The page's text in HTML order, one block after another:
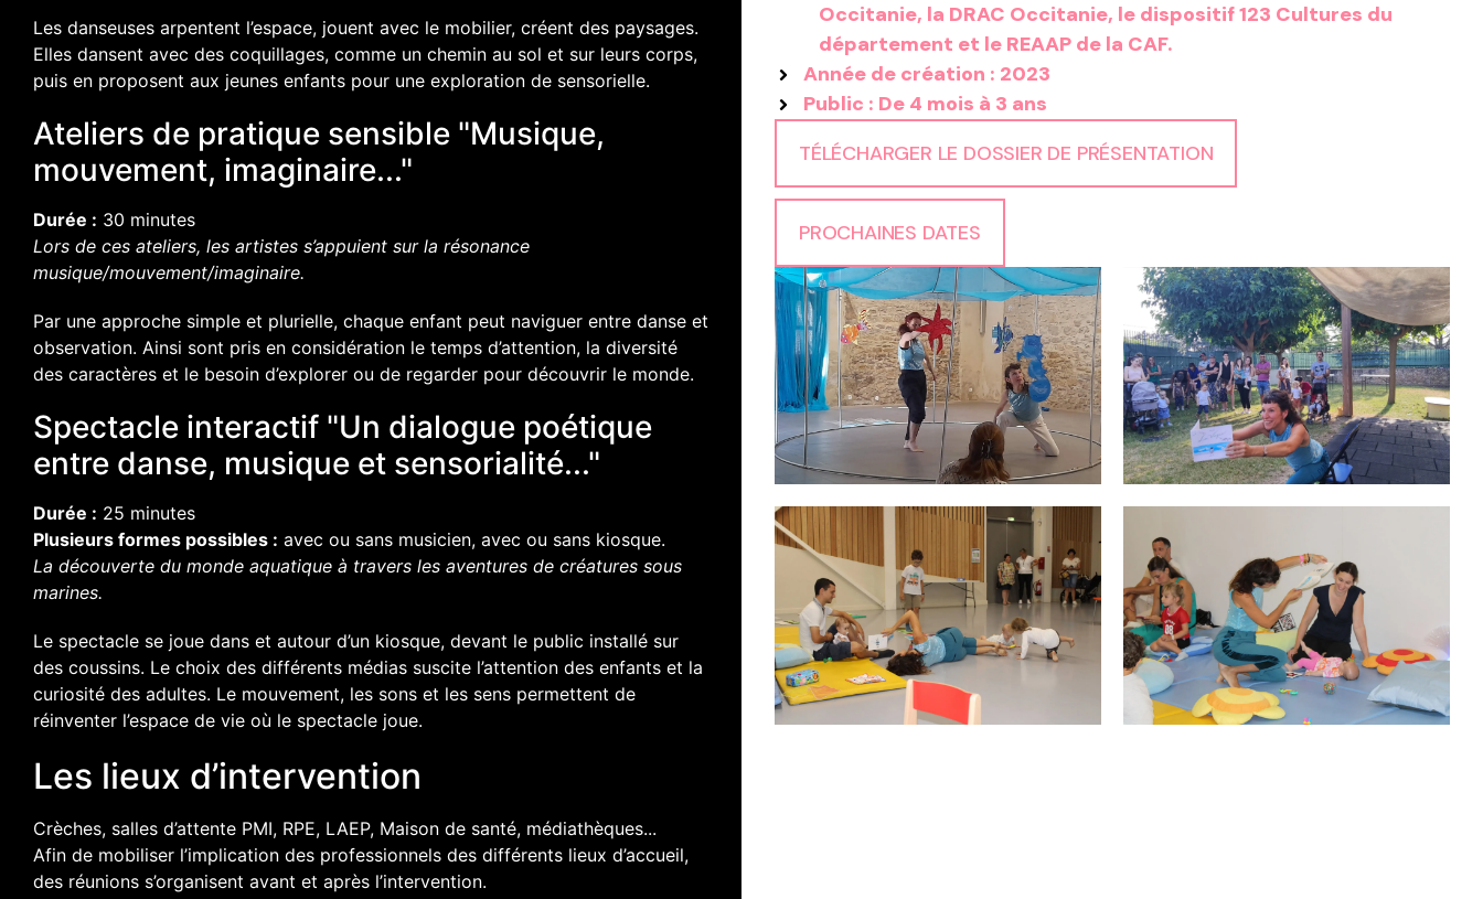
Les danseuses arpentent l’espace, jouent avec le mobilier, créent des paysages.
Elles dansent avec des coquillages, comme un chemin au sol et sur leurs corps,
puis en proposent aux jeunes enfants pour une exploration de sensorielle.
Ateliers de pratique sensible "Musique,
mouvement, imaginaire..."
Durée : 30 minutes
Lors de ces ateliers, les artistes s’appuient sur la résonance
musique/mouvement/imaginaire.
Par une approche simple et plurielle, chaque enfant peut naviguer entre danse et
observation. Ainsi sont pris en considération le temps d’attention, la diversité
des caractères et le besoin d’explorer ou de regarder pour découvrir le monde.
Spectacle interactif "Un dialogue poétique
entre danse, musique et sensorialité..."
Durée : 25 minutes
Plusieurs formes possibles : avec ou sans musicien, avec ou sans kiosque.
La découverte du monde aquatique à travers les aventures de créatures sous
marines.
Le spectacle se joue dans et autour d’un kiosque, devant le public installé sur
des coussins. Le choix des différents médias suscite l’attention des enfants et la
curiosité des adultes. Le mouvement, les sons et les sens permettent de
réinventer l’espace de vie où le spectacle joue.
Les lieux d’intervention
Crèches, salles d’attente PMI, RPE, LAEP, Maison de santé, médiathèques...
Afin de mobiliser l’implication des professionnels des différents lieux d’accueil,
des réunions s’organisent avant et après l’intervention.
Occitanie, la DRAC Occitanie, le dispositif 123 Cultures du
département et le REAAP de la CAF.
Année de création : 2023
Public : De 4 mois à 3 ans
TÉLÉCHARGER LE DOSSIER DE PRÉSENTATION
PROCHAINES DATES